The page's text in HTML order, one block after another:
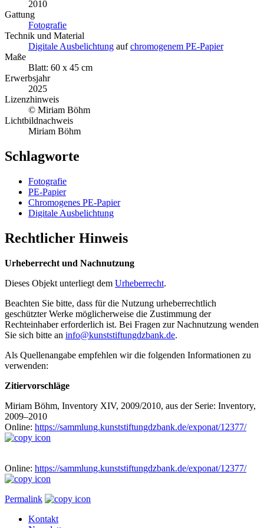
2010
Gattung
Fotografie
Technik und Material
Digitale Ausbelichtung aufchromogenem PE-Papier
Maße
Blatt: 60 x 45 cm
Erwerbsjahr
2025
Lizenzhinweis
© Miriam Böhm
Lichtbildnachweis
Miriam Böhm
Schlagworte
Fotografie
PE-Papier
Chromogenes PE-Papier
Digitale Ausbelichtung
Rechtlicher Hinweis
Urheberrecht und Nachnutzung
Dieses Objekt unterliegt dem Urheberrecht.
Beachten Sie bitte, dass für die Nutzung urheberrechtlich
geschützter Werke möglicherweise die Zustimmung der
Rechteinhaber erforderlich ist. Bei Fragen zur Nachnutzung wenden
Sie sich bitte an info@kunststiftungdzbank.de.
Als Quellenangabe empfehlen wir die folgenden Informationen zu
verwenden:
Zitiervorschläge
Miriam Böhm, Inventory XIV, 2009/2010, aus der Serie: Inventory,
2009–2010
Online: https://sammlung.kunststiftungdzbank.de/exponat/12377/
Online: https://sammlung.kunststiftungdzbank.de/exponat/12377/
Permalink
Kontakt